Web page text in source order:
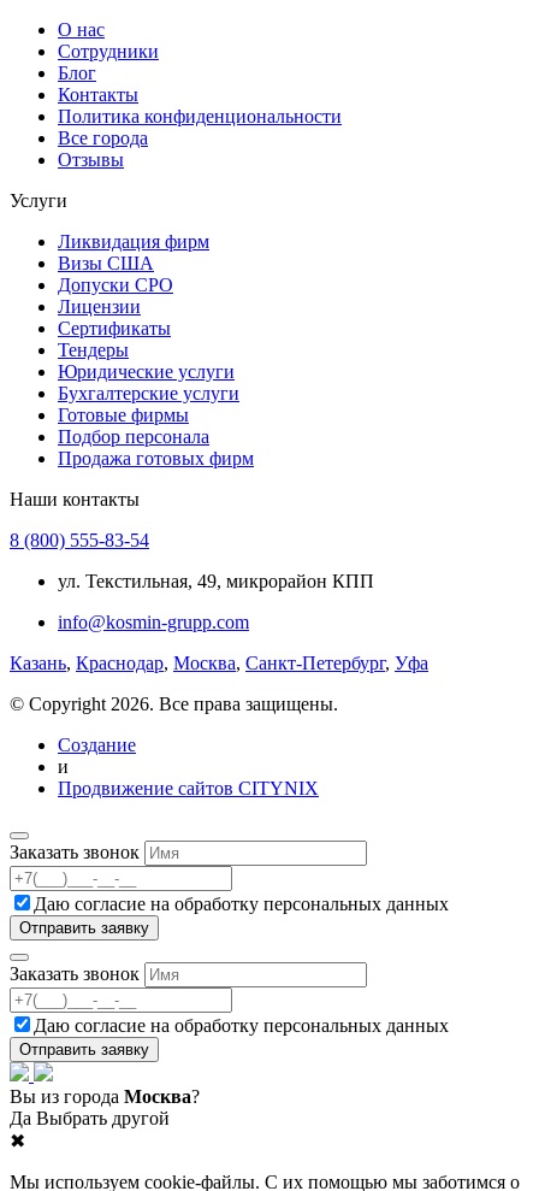
О нас
Сотрудники
Блог
Контакты
Политика конфиденциональности
Все города
Отзывы
Услуги
Ликвидация фирм
Визы США
Допуски СРО
Лицензии
Сертификаты
Тендеры
Юридические услуги
Бухгалтерские услуги
Готовые фирмы
Подбор персонала
Продажа готовых фирм
Наши контакты
8 (800) 555-83-54
ул. Текстильная, 49, микрорайон КПП
info@kosmin-grupp.com
Казань, Краснодар, Москва, Санкт-Петербург, Уфа
© Copyright 2026. Все права защищены.
Создание
и
Продвижение сайтов CITYNIX
Заказать звонок
Даю согласие на обработку персональных данных
Заказать звонок
Даю согласие на обработку персональных данных
Вы из города Москва?
Да Выбрать другой
✖
Мы используем cookie-файлы. С их помощью мы заботимся о